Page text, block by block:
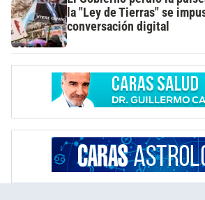
la "Ley de Tierras" se
conversación digital